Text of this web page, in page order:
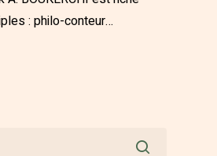
: philo-conteur…